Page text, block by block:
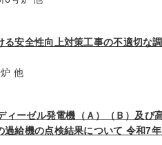
安全性向上対策工事の不適切な
他
ィーゼル発電機（Ａ）（Ｂ）及び
給機の点検結果について 令和7年